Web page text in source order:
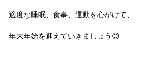
適度な睡眠、食事、運動を心がけて、
年末年始を迎えていきましょう😊